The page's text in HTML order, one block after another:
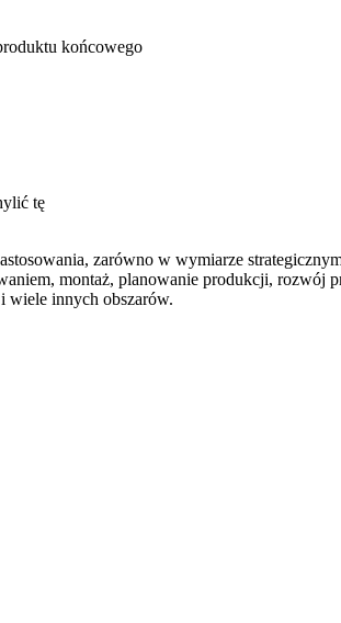
końcowego
tę
zarówno w wymiarze
montaż, planowanie produkcji, rozwój
wiele innych obszarów.